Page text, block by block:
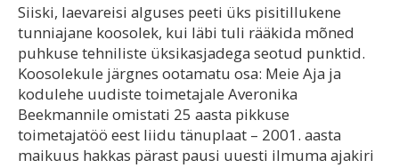
Siiski, laevareisi alguses peeti üks pisitillukene
tunniajane koosolek, kui läbi tuli rääkida mõned
puhkuse tehniliste üksikasjadega seotud punktid.
Koosolekule järgnes ootamatu osa: Meie Aja ja
kodulehe uudiste toimetajale Averonika
Beekmannile omistati 25 aasta pikkuse
toimetajatöö eest liidu tänuplaat – 2001. aasta
maikuus hakkas pärast pausi uuesti ilmuma ajakiri